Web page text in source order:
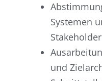
Systemen
und